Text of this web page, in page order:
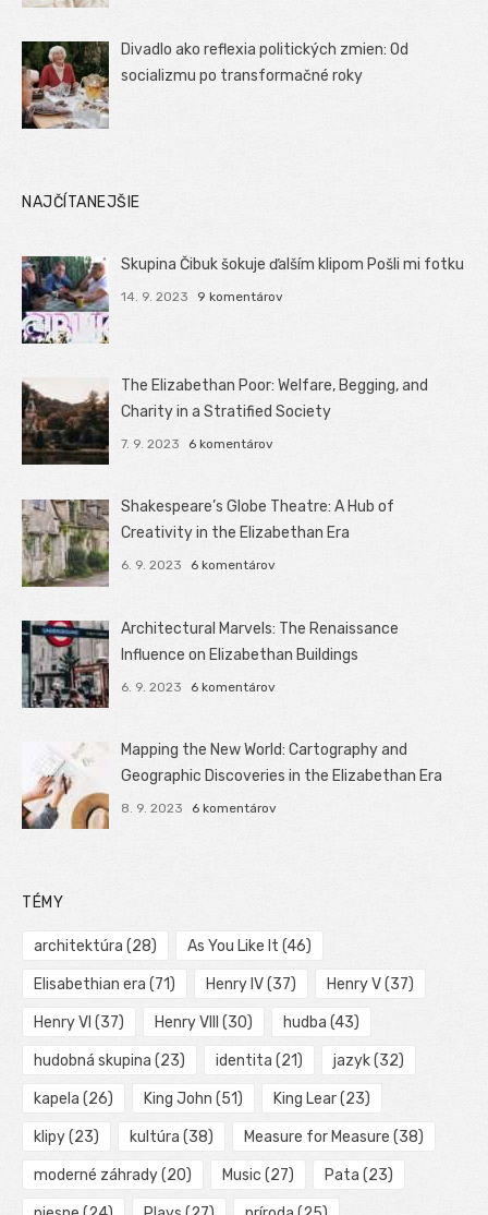
Divadlo ako reflexia politických zmien: Od
socializmu po transformačné roky
NAJČÍTANEJŠIE
Skupina Čibuk šokuje ďalším klipom Pošli mi fotku
14. 9. 2023 9 komentárov
The Elizabethan Poor: Welfare, Begging, and
Charity in a Stratified Society
7. 9. 2023 6 komentárov
Shakespeare’s Globe Theatre: A Hub of
Creativity in the Elizabethan Era
6. 9. 2023 6 komentárov
Architectural Marvels: The Renaissance
Influence on Elizabethan Buildings
6. 9. 2023 6 komentárov
Mapping the New World: Cartography and
Geographic Discoveries in the Elizabethan Era
8. 9. 2023 6 komentárov
TÉMY
architektúra (28) As You Like It (46)
Elisabethian era (71) Henry IV(37) Henry V(37)
Henry VI (37) Henry VIII (30) hudba (43)
hudobná skupina (23) identita (21) jazyk(32)
kapela (26) King John (51) King Lear(23)
klipy(23) kultúra (38) Measure for Measure (38)
moderné záhrady(20) Music (27) Pata (23)